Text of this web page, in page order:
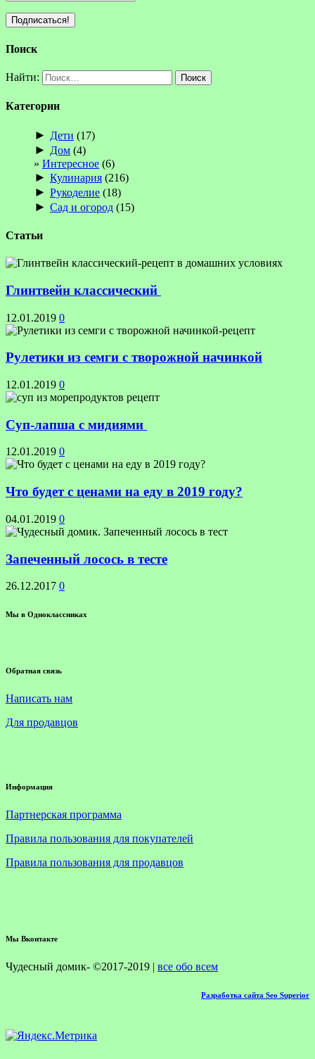
Поиск
Найти:
Категории
► Дети (17)
► Дом (4)
Интересное (6)
► Кулинария (216)
► Рукоделие (18)
► Сад и огород (15)
Статьи
Глинтвейн классический
12.01.2019 0
Рулетики из семги с творожной начинкой
12.01.2019 0
Суп-лапша с мидиями
12.01.2019 0
Что будет с ценами на еду в 2019 году?
04.01.2019 0
Запеченный лосось в тесте
26.12.2017 0
Мы в Одноклассниках
Обратная связь
Написать нам
Для продавцов
Информация
Партнерская программа
Правила пользования для покупателей
Правила пользования для продавцов
Мы Вконтакте
Чудесный домик- ©2017-2019 | все обо всем
Разработка сайта Seo Superior